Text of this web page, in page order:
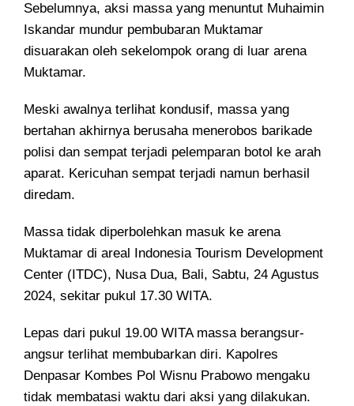
Sebelumnya, aksi massa yang menuntut Muhaimin
Iskandar mundur pembubaran Muktamar
disuarakan oleh sekelompok orang di luar arena
Muktamar.
Meski awalnya terlihat kondusif, massa yang
bertahan akhirnya berusaha menerobos barikade
polisi dan sempat terjadi pelemparan botol ke arah
aparat. Kericuhan sempat terjadi namun berhasil
diredam.
Massa tidak diperbolehkan masuk ke arena
Muktamar di areal Indonesia Tourism Development
Center (ITDC), Nusa Dua, Bali, Sabtu, 24 Agustus
2024, sekitar pukul 17.30 WITA.
Lepas dari pukul 19.00 WITA massa berangsur-
angsur terlihat membubarkan diri. Kapolres
Denpasar Kombes Pol Wisnu Prabowo mengaku
tidak membatasi waktu dari aksi yang dilakukan.